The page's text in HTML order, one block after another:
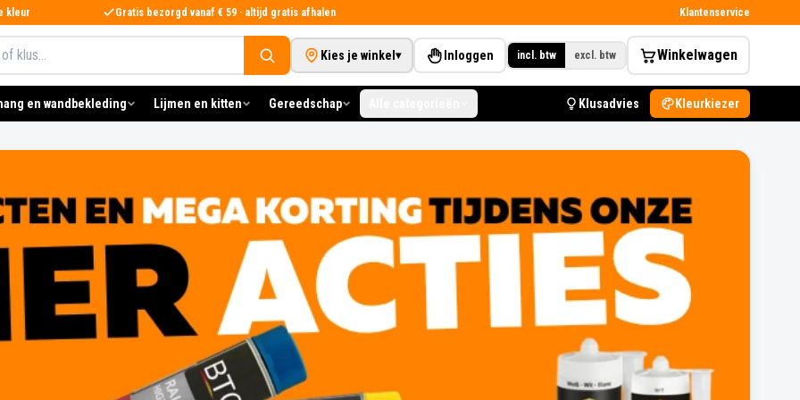
kleur Gratis bezorgd vanaf € 59 · altijd gratis afhalen Klantenservice
Kies je winkel ▾ Inloggen incl. btw excl. btw Winkelwagen
en wandbekleding Lijmen en kitten Gereedschap Klusadvies Kleurkiezer